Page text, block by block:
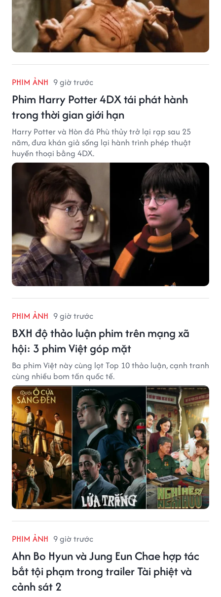
PHIM ẢNH 9 giờ trước
Phim Harry Potter 4DX tái phát hành
trong thời gian giới hạn
Harry Potter và Hòn đá Phù thủy trở lại rạp sau 25
năm, đưa khán giả sống lại hành trình phép thuật
huyền thoại bằng 4DX.
PHIM ẢNH 9 giờ trước
BXH độ thảo luận phim trên mạng xã
hội: 3 phim Việt góp mặt
Ba phim Việt này cùng lọt Top 10 thảo luận, cạnh tranh
cùng nhiều bom tấn quốc tế.
PHIM ẢNH 9 giờ trước
Ahn Bo Hyun và Jung Eun Chae hợp tác
bắt tội phạm trong trailer Tài phiệt và
cảnh sát 2